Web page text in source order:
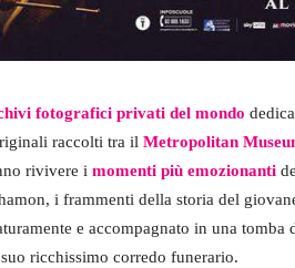
fotografici privati del mondo
raccolti tra il Metropolitan
rivivere i momenti più emozionanti
i frammenti della storia del
e accompagnato in una
ricchissimo corredo funerario.